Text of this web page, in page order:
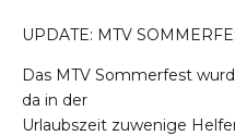
UPDATE: MTV
Das MTV Sommerfest
da in der
Urlaubszeit zuwenige